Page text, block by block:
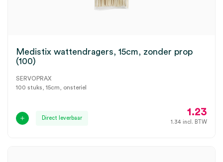
Medistix wattendragers, 15cm, zonder prop
(100)
SERVOPRAX
100 stuks, 15cm, onsteriel
Direct leverbaar
1.23
1.34 incl. BTW